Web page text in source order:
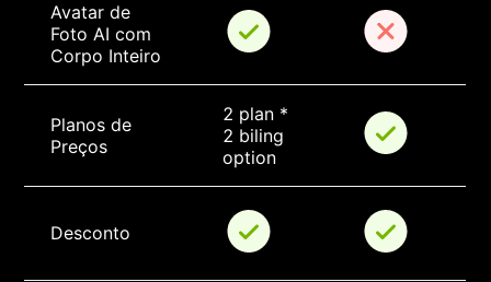
Avatar de
Foto AI com
Corpo Inteiro
Planos de
Preços
2 plan *
2 biling
option
Desconto